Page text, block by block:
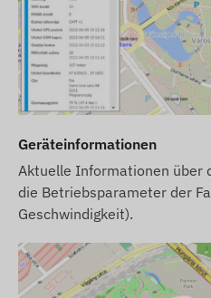
Geräteinformationen
Aktuelle Informationen über
die Betriebsparameter der
Geschwindigkeit).